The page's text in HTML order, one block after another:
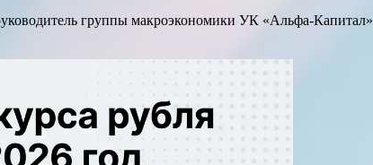
группы макроэкономики УК «Альфа-Капитал»